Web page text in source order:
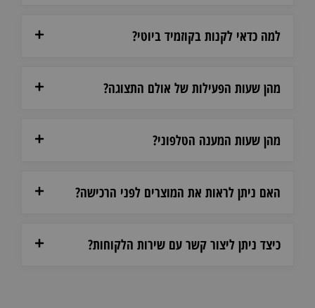
למה כדאי לקנות בקוזמיד ביוטי?
מהן שעות הפעילות של אולם התצוגה?
מהן שעות המענה הטלפוני?
האם ניתן לראות את המוצרים לפני הרכישה?
כיצד ניתן ליצור קשר עם שירות הלקוחות?